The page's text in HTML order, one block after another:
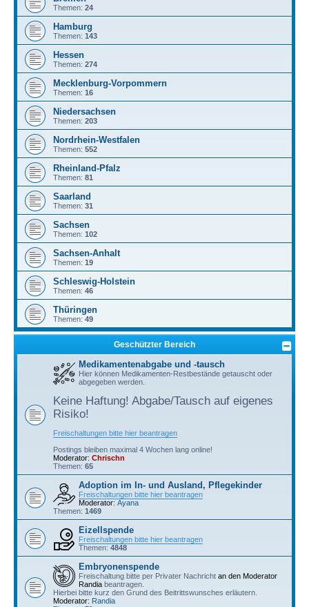
Themen: 24
Hamburg
Themen: 143
Hessen
Themen: 274
Mecklenburg-Vorpommern
Themen: 16
Niedersachsen
Themen: 203
Nordrhein-Westfalen
Themen: 552
Rheinland-Pfalz
Themen: 81
Saarland
Themen: 31
Sachsen
Themen: 102
Sachsen-Anhalt
Themen: 19
Schleswig-Holstein
Themen: 46
Thüringen
Themen: 49
Geschützter Bereich
Medikamentenabgabe und -tausch
Hier können Medikamenten-Restbestände getauscht oder
abgegeben werden.
Keine Haftung! Abgabe/Tausch auf eigenes
Risiko!
Freischaltungen bitte hier beantragen
Postings bleiben maximal 4 Wochen lang online!
Moderator: Chrischn
Themen: 65
Adoption im In- und Ausland, Pflegekinder
Freischaltungen bitte hier beantragen
Moderator: Ayana
Themen: 1469
Eizellspende
Freischaltungen bitte hier beantragen
Themen: 4848
Embryonenspende
Freischaltung bitte per Privater Nachricht an den Moderator
Randia beantragen.
Hierbei bitte kurz den Grund des Beitrittswunsches erläutern.
Moderator: Randia